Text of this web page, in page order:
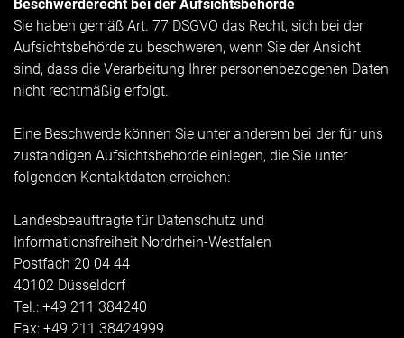
Beschwerderecht bei der Aufsichtsbehörde
Sie haben gemäß Art. 77 DSGVO das Recht, sich bei der
Aufsichtsbehörde zu beschweren, wenn Sie der Ansicht
sind, dass die Verarbeitung Ihrer personenbezogenen Daten
nicht rechtmäßig erfolgt.
Eine Beschwerde können Sie unter anderem bei der für uns
zuständigen Aufsichtsbehörde einlegen, die Sie unter
folgenden Kontaktdaten erreichen:
Landesbeauftragte für Datenschutz und
Informationsfreiheit Nordrhein-Westfalen
Postfach 20 04 44
40102 Düsseldorf
Tel.: +49 211 384240
Fax: +49 211 38424999